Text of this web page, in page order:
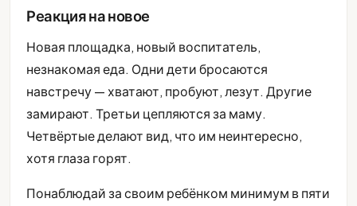
Реакция на новое
Новая площадка, новый воспитатель,
незнакомая еда. Одни дети бросаются
навстречу — хватают, пробуют, лезут. Другие
замирают. Третьи цепляются за маму.
Четвёртые делают вид, что им неинтересно,
хотя глаза горят.
Понаблюдай за своим ребёнком минимум в пяти